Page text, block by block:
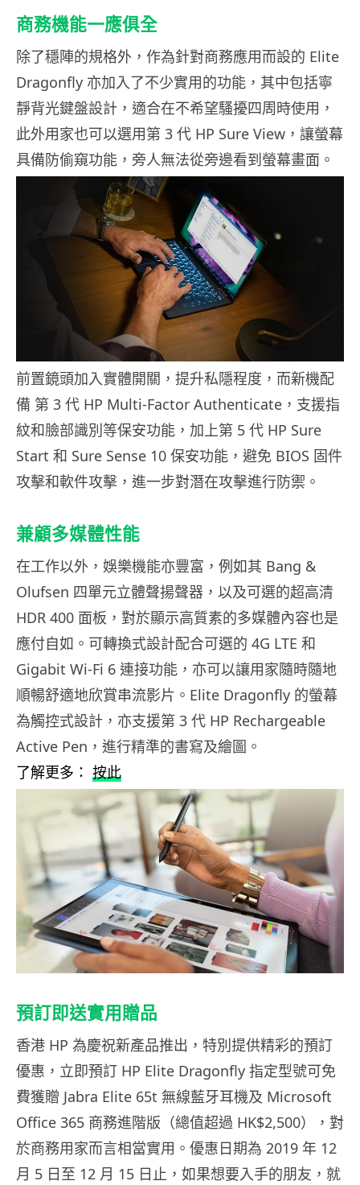
商務機能一應俱全
除了穩陣的規格外，作為針對商務應用而設的 Elite
Dragonfly 亦加入了不少實用的功能，其中包括寧
靜背光鍵盤設計，適合在不希望騷擾四周時使用，
此外用家也可以選用第 3 代 HP Sure View，讓螢幕
具備防偷窺功能，旁人無法從旁邊看到螢幕畫面。
前置鏡頭加入實體開關，提升私隱程度，而新機配
備 第 3 代 HP Multi-Factor Authenticate，支援指
紋和臉部識別等保安功能，加上第 5 代 HP Sure
Start 和 Sure Sense 10 保安功能，避免 BIOS 固件
攻擊和軟件攻擊，進一步對潛在攻擊進行防禦。
兼顧多媒體性能
在工作以外，娛樂機能亦豐富，例如其 Bang &
Olufsen 四單元立體聲揚聲器，以及可選的超高清
HDR 400 面板，對於顯示高質素的多媒體內容也是
應付自如。可轉換式設計配合可選的 4G LTE 和
Gigabit Wi-Fi 6 連接功能，亦可以讓用家隨時隨地
順暢舒適地欣賞串流影片。Elite Dragonfly 的螢幕
為觸控式設計，亦支援第 3 代 HP Rechargeable
Active Pen，進行精準的書寫及繪圖。
了解更多： 按此
預訂即送實用贈品
香港 HP 為慶祝新產品推出，特別提供精彩的預訂
優惠，立即預訂 HP Elite Dragonfly 指定型號可免
費獲贈 Jabra Elite 65t 無線藍牙耳機及 Microsoft
Office 365 商務進階版（總值超過 HK$2,500），對
於商務用家而言相當實用。優惠日期為 2019 年 12
月 5 日至 12 月 15 日止，如果想要入手的朋友，就